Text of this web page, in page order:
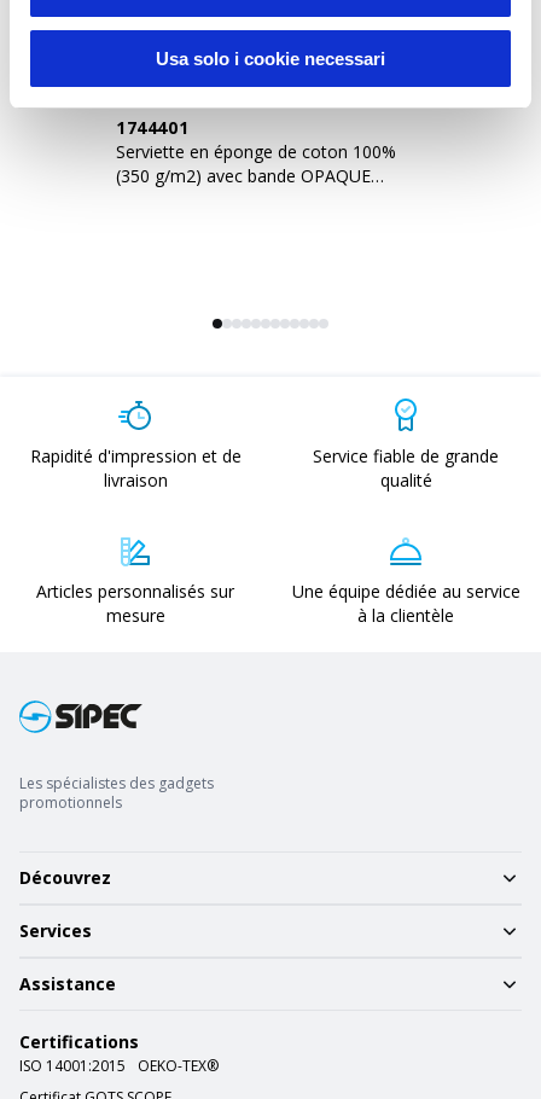
Usa solo i cookie necessari
1744401
Serviette en éponge de coton 100%
(350 g/m2) avec bande OPAQUE
Rapidité d'impression et de
livraison
Service fiable de grande
qualité
Articles personnalisés sur
mesure
Une équipe dédiée au service
à la clientèle
Les spécialistes des gadgets
promotionnels
Découvrez
Services
Assistance
Certifications
ISO 14001:2015
OEKO-TEX®